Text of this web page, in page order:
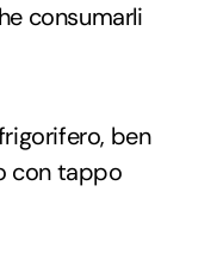
consumarli
ben
con tappo